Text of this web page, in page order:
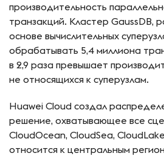
производительность
транзакций. Кластер GaussDB,
основе вычислительных
обрабатывать 5,4 миллиона
в 2,9 раза превышает
не относящихся к суперузлам.
Huawei Cloud создал
решение, охватывающее все
CloudOcean, CloudSea,
относится к центральным